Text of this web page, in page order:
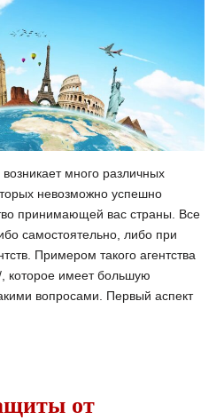
много различных
невозможно успешно
принимающей вас страны. Все
самостоятельно, либо при
Примером такого агентства
которое имеет большую
вопросами. Первый аспект
от